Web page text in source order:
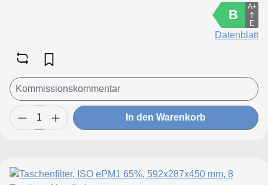
B
A+
E
Datenblatt
In den Warenkorb